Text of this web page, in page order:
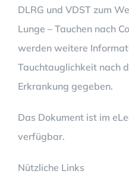
DLRG und VDST zum
Lunge – Tauchen nach
werden weitere
Tauchtauglichkeit nach
Erkrankung gegeben.
Das Dokument ist im
verfügbar.
Nützliche Links